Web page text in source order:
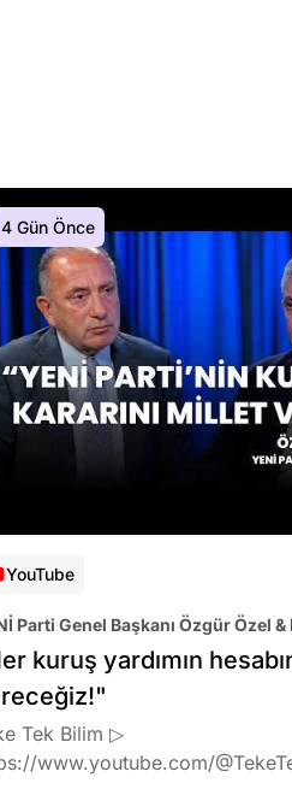
4 Gün Önce
YouTube
Parti Genel Başkanı Özgür Özel &
kuruş yardımın
Tek Bilim ▷
www.youtube.com/